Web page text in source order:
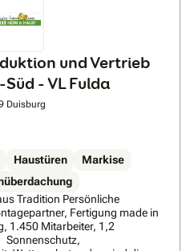
wichtigen Prüfungskriterien
Schallschutz
und Vertrieb
- VL Fulda
Duisburg
Haustüren
Markise
Persönliche
Fertigung made in